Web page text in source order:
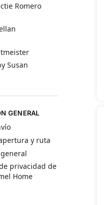
Romero
Susan
GENERAL
y ruta
privacidad de
Home